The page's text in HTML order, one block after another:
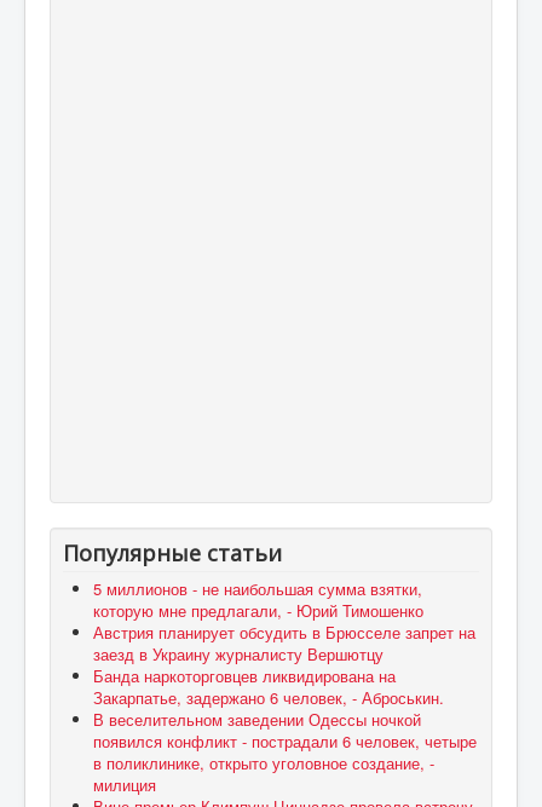
Популярные статьи
5 миллионов - не наибольшая сумма взятки,
которую мне предлагали, - Юрий Тимошенко
Австрия планирует обсудить в Брюсселе запрет на
заезд в Украину журналисту Вершютцу
Банда наркоторговцев ликвидирована на
Закарпатье, задержано 6 человек, - Аброськин.
В веселительном заведении Одессы ночкой
появился конфликт - пострадали 6 человек, четыре
в поликлинике, открыто уголовное создание, -
милиция